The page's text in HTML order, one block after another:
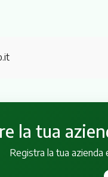
la tua
Registra la tua